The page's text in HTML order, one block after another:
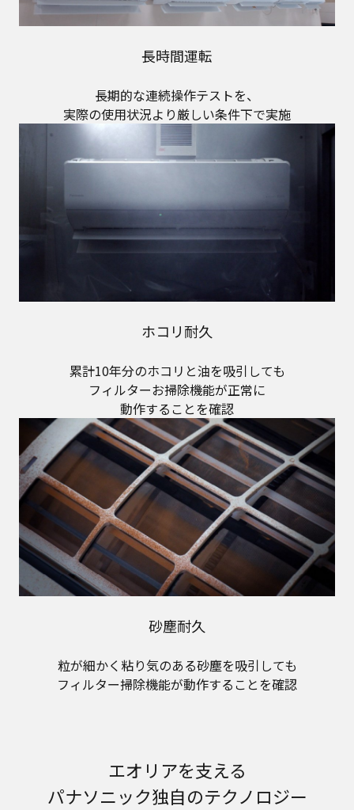
長時間運転
長期的な連続操作テストを、
実際の使用状況より厳しい条件下で実施
ホコリ耐久
累計10年分のホコリと油を吸引しても
フィルターお掃除機能が正常に
動作することを確認
砂塵耐久
粒が細かく粘り気のある砂塵を吸引しても
フィルター掃除機能が動作することを確認
エオリアを支える
パナソニック独自のテクノロジー